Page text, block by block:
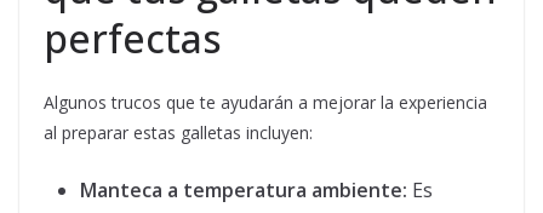
perfectas
Algunos trucos que te ayudarán a mejorar la experiencia
al preparar estas galletas incluyen:
Manteca a temperatura ambiente: Es